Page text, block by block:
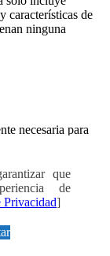
que
de
Privacidad]
características de
ninguna
necesaria para
para recopilar
y otros